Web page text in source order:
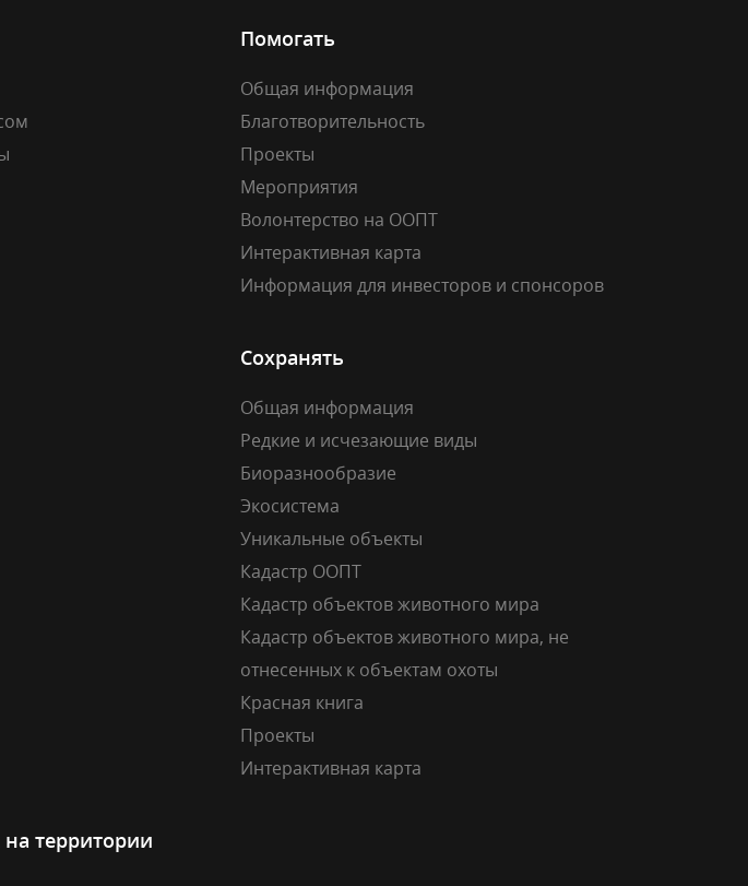
Помогать
Общая информация
Благотворительность
Проекты
Мероприятия
Волонтерство на ООПТ
Интерактивная карта
Информация для инвесторов и спонсоров
Сохранять
Общая информация
Редкие и исчезающие виды
Биоразнообразие
Экосистема
Уникальные объекты
Кадастр ООПТ
Кадастр объектов животного мира
Кадастр объектов животного мира, не
отнесенных к объектам охоты
Красная книга
Проекты
Интерактивная карта
территории